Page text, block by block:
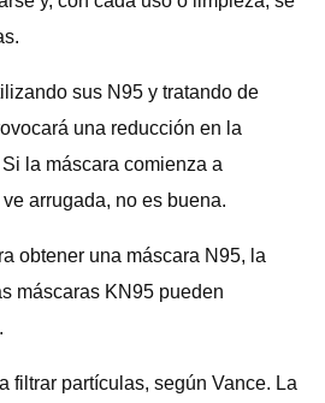
sus N95 y tratando de
una reducción en la
la máscara comienza a
arrugada, no es buena.
obtener una máscara N95, la
máscaras KN95 pueden
filtrar partículas, según Vance. La